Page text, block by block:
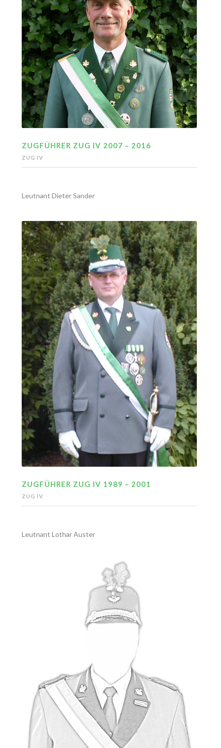
ZUGFÜHRER ZUG IV 2007 – 2016
ZUG IV
Leutnant Dieter Sander
ZUGFÜHRER ZUG IV 1989 – 2001
ZUG IV
Leutnant Lothar Auster